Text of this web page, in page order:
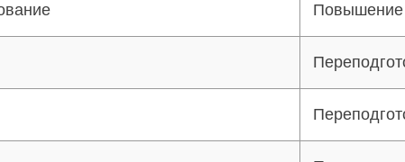
Повышение